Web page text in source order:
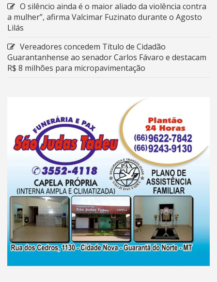
O silêncio ainda é o maior aliado da violência contra
a mulher”, afirma Valcimar Fuzinato durante o Agosto
Lilás
Vereadores concedem Título de Cidadão
Guarantanhense ao senador Carlos Fávaro e destacam
R$ 8 milhões para micropavimentação